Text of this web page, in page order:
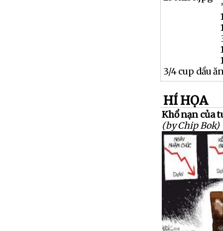
3/4 cup dầu
HÍ HỌA
Khổ nạn của
(by Chip Bok)